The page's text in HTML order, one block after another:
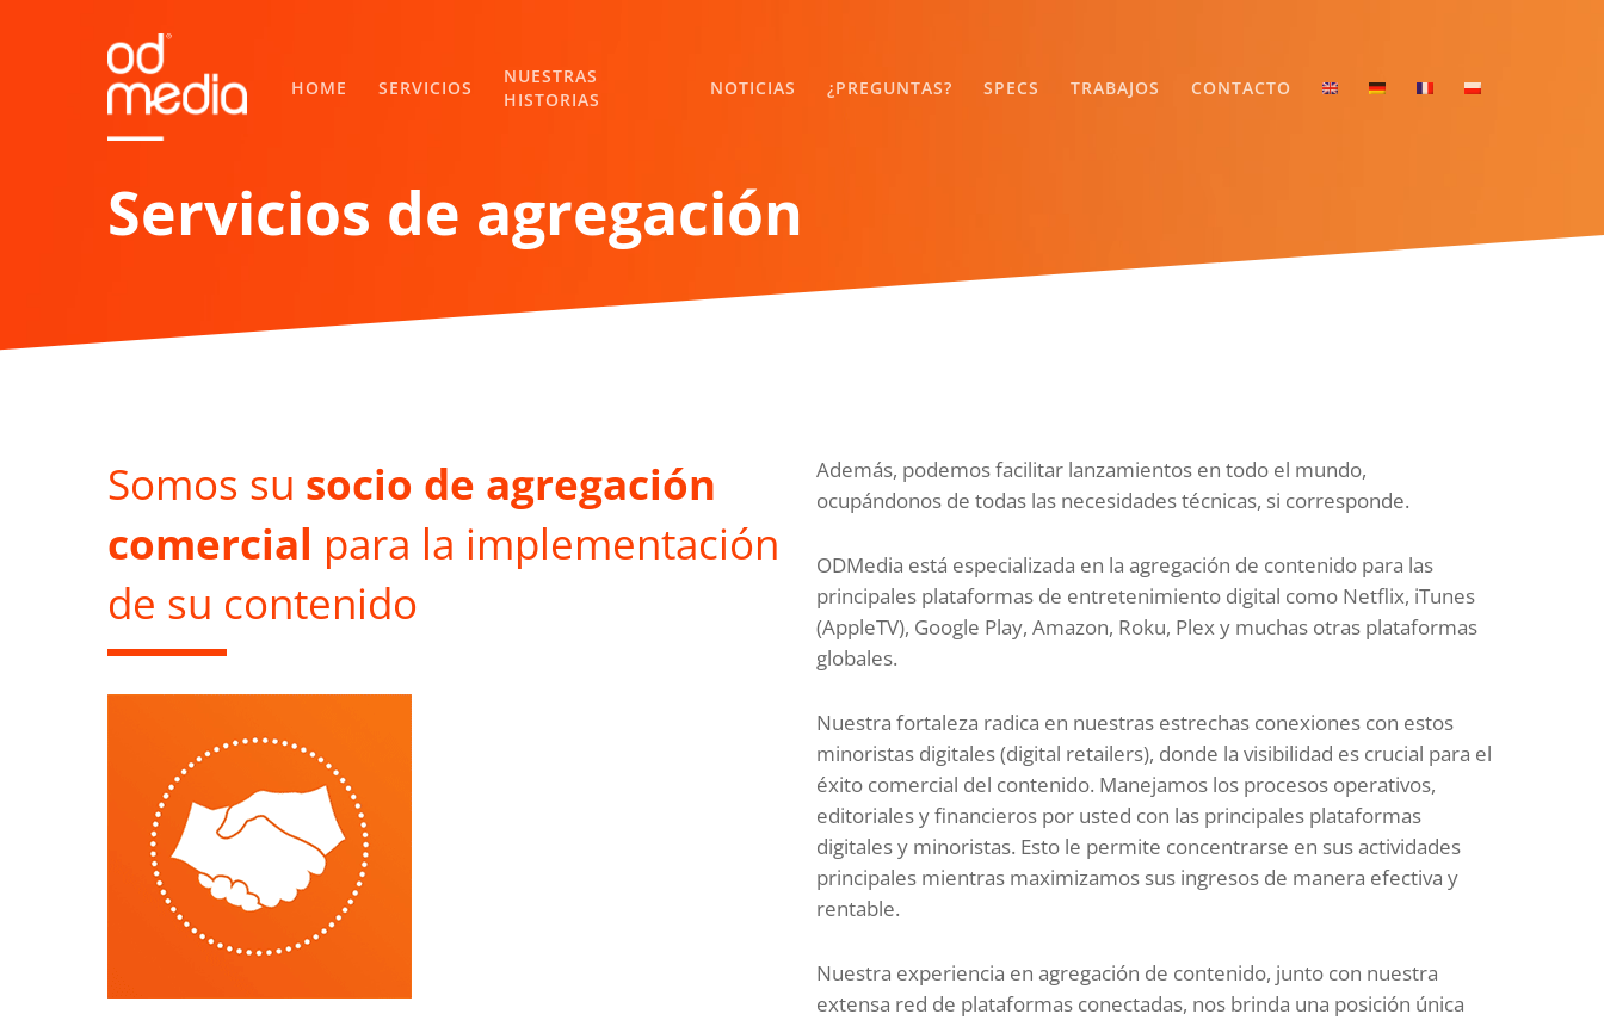
HOME SERVICIOS
NUESTRAS
HISTORIAS
NOTICIAS ¿PREGUNTAS? SPECS TRABAJOS CONTACTO
Servicios de agregación
Somos su socio de agregación
comercial para la implementación
de su contenido
Además, podemos facilitar lanzamientos en todo el mundo,
ocupándonos de todas las necesidades técnicas, si corresponde.
ODMedia está especializada en la agregación de contenido para las
principales plataformas de entretenimiento digital como Netflix, iTunes
(AppleTV), Google Play, Amazon, Roku, Plex y muchas otras plataformas
globales.
Nuestra fortaleza radica en nuestras estrechas conexiones con estos
minoristas digitales (digital retailers), donde la visibilidad es crucial para el
éxito comercial del contenido. Manejamos los procesos operativos,
editoriales y financieros por usted con las principales plataformas
digitales y minoristas. Esto le permite concentrarse en sus actividades
principales mientras maximizamos sus ingresos de manera efectiva y
rentable.
Nuestra experiencia en agregación de contenido, junto con nuestra
extensa red de plataformas conectadas, nos brinda una posición única